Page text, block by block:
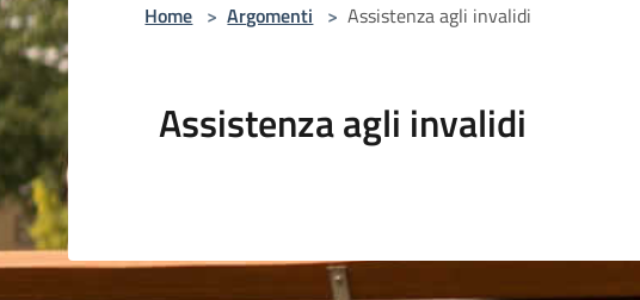
Home > Argomenti > Assistenza agli invalidi
Assistenza agli invalidi